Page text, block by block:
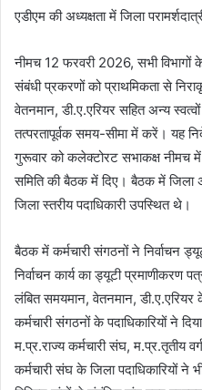
एडीएम की अध्‍यक्षता में जिला
नीमच 12 फरवरी 2026, सभी विभागों
संबंधी प्रकरणों को प्राथमिकता से
वेतनमान, डी.ए.एरियर सहित अन्‍य
तत्‍परतापूर्वक समय-सीमा में करें। यह
गुरूवार को कलेक्‍टोरट सभाकक्ष नीमच में
समिति की बैठक में दिए। बैठक में जिला
जिला स्‍तरीय पदाधिकारी उपस्थित थे।
बैठक में कर्मचारी संगठनों ने निर्वाचन
निर्वाचन कार्य का ड्यूटी प्रमाणीकरण
लंबित समयमान, वेतनमान,
कर्मचारी संगठनों के पदाधिकारियों ने
म.प्र.राज्‍य कर्मचारी संघ, म.प्र.तृतीय
कर्मचारी संघ के जिला पदाधिकारियों